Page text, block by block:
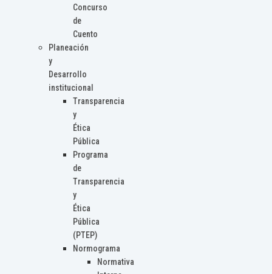
Concurso
de
Cuento
Planeación
y
Desarrollo
institucional
Transparencia
y
Ética
Pública
Programa
de
Transparencia
y
Ética
Pública
(PTEP)
Normograma
Normativa